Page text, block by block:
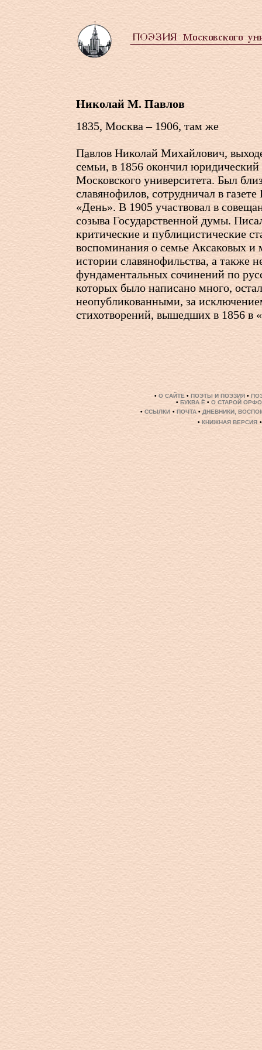
Николай М. Павлов
1835, Москва – 1906, там же
Павлов Николай Михайлович,
семьи, в 1856 окончил юридический
Московского университета. Был
славянофилов, сотрудничал в
«День». В 1905 участвовал в
созыва Государственной думы.
критические и публицистические
воспоминания о семье Аксаковых и
истории славянофильства, а также
фундаментальных сочинений по
которых было написано много,
неопубликованными, за
стихотворений, вышедших в 1856 в